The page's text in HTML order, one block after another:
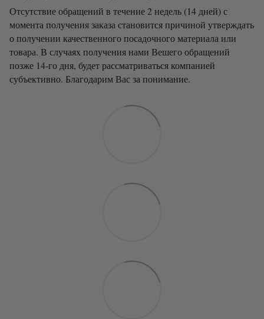
Отсутствие обращений в течение 2 недель (14 дней) с
момента получения заказа становится причиной утверждать
о получении качественного посадочного материала или
товара. В случаях получения нами Вешего обращений
позже 14-го дня, будет рассматриваться компанией
субъективно. Благодарим Вас за понимание.